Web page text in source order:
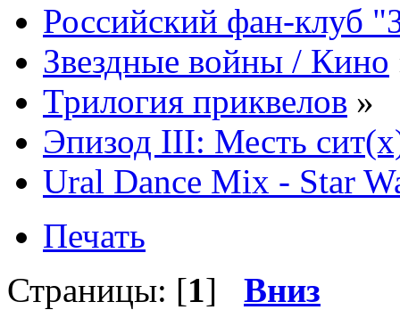
Российский фан-клуб
Звездные войны / Кино
Трилогия приквелов »
Эпизод III: Месть
Ural Dance Mix - Star
Печать
Страницы: [1] Вниз